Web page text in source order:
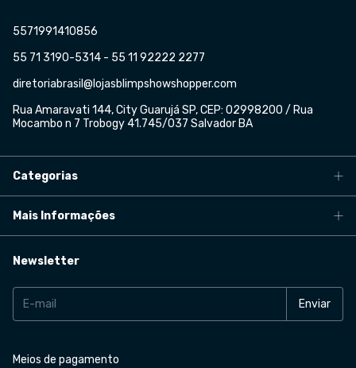
5571991410856
55 71 3190-5314 - 55 11 92222 2277
diretoriabrasil@lojasblimpshowshopper.com
Rua Amaravati 144, City Guarujá SP, CEP: 02998200 / Rua
Mocambo n 7 Trobogy 41.745/037 Salvador BA
Categorias
Mais Informações
Newsletter
Meios de pagamento